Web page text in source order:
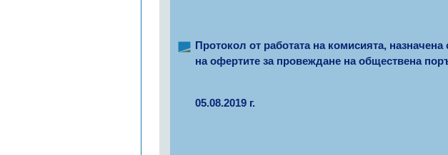
Протокол от работата на комисията,
на офертите за провеждане на обществена
05.08.2019 г.